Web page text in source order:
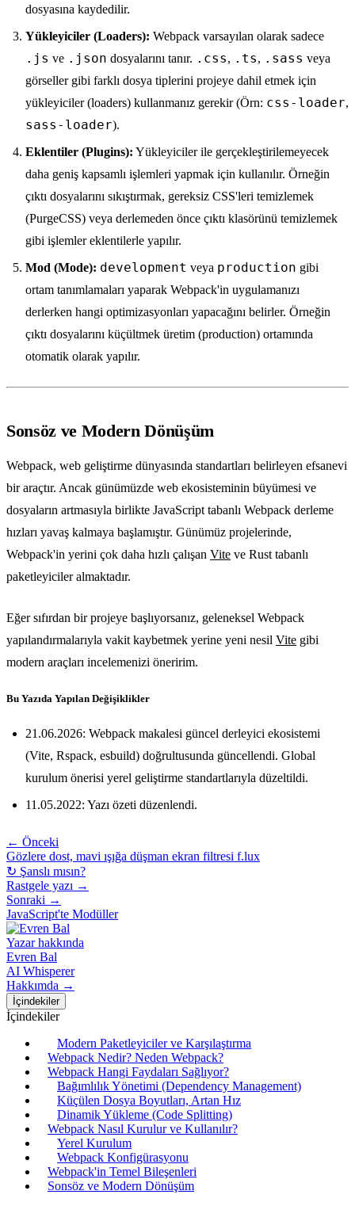
dosyasına kaydedilir.
Yükleyiciler (Loaders): Webpack varsayılan olarak sadece
.js ve .json dosyalarını tanır. .css, .ts, .sass veya
görseller gibi farklı dosya tiplerini projeye dahil etmek için
yükleyiciler (loaders) kullanmanız gerekir (Örn: css-loader,
sass-loader).
Eklentiler (Plugins): Yükleyiciler ile gerçekleştirilemeyecek
daha geniş kapsamlı işlemleri yapmak için kullanılır. Örneğin
çıktı dosyalarını sıkıştırmak, gereksiz CSS'leri temizlemek
(PurgeCSS) veya derlemeden önce çıktı klasörünü temizlemek
gibi işlemler eklentilerle yapılır.
Mod (Mode): development veya production gibi
ortam tanımlamaları yaparak Webpack'in uygulamanızı
derlerken hangi optimizasyonları yapacağını belirler. Örneğin
çıktı dosyalarını küçültmek üretim (production) ortamında
otomatik olarak yapılır.
Sonsöz ve Modern Dönüşüm
Webpack, web geliştirme dünyasında standartları belirleyen efsanevi
bir araçtır. Ancak günümüzde web ekosisteminin büyümesi ve
dosyaların artmasıyla birlikte JavaScript tabanlı Webpack derleme
hızları yavaş kalmaya başlamıştır. Günümüz projelerinde,
Webpack'in yerini çok daha hızlı çalışan Vite ve Rust tabanlı
paketleyiciler almaktadır.
Eğer sıfırdan bir projeye başlıyorsanız, geleneksel Webpack
yapılandırmalarıyla vakit kaybetmek yerine yeni nesil Vite gibi
modern araçları incelemenizi öneririm.
Bu Yazıda Yapılan Değişiklikler
21.06.2026: Webpack makalesi güncel derleyici ekosistemi
(Vite, Rspack, esbuild) doğrultusunda güncellendi. Global
kurulum önerisi yerel geliştirme standartlarıyla düzeltildi.
11.05.2022: Yazı özeti düzenlendi.
← Önceki
Gözlere dost, mavi ışığa düşman ekran filtresi f.lux
↻ Şanslı mısın?
Rastgele yazı →
Sonraki →
JavaScript'te Modüller
Yazar hakkında
Evren Bal
AI Whisperer
Hakkımda →
İçindekiler
İçindekiler
Modern Paketleyiciler ve Karşılaştırma
Webpack Nedir? Neden Webpack?
Webpack Hangi Faydaları Sağlıyor?
Bağımlılık Yönetimi (Dependency Management)
Küçülen Dosya Boyutları, Artan Hız
Dinamik Yükleme (Code Splitting)
Webpack Nasıl Kurulur ve Kullanılır?
Yerel Kurulum
Webpack Konfigürasyonu
Webpack'in Temel Bileşenleri
Sonsöz ve Modern Dönüşüm